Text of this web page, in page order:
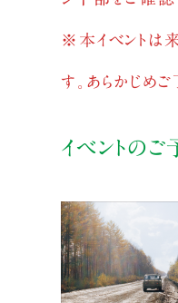
※本イベントは
す。あらかじめご
イベントの